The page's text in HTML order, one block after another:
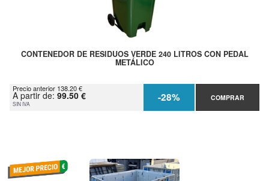
CONTENEDOR DE RESIDUOS VERDE 240 LITROS CON PEDAL
METÁLICO
Precio anterior 138.20 €
A partir de: 99.50 €
SIN IVA -28% COMPRAR